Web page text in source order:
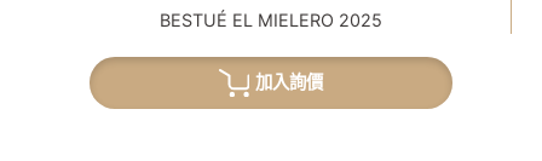
BESTUÉ EL MIELERO 2025
加入詢價